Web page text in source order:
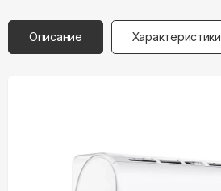
Описание Характеристики